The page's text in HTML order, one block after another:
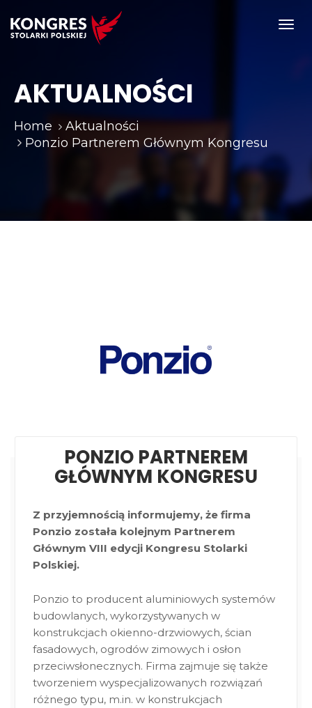
AKTUALNOŚCI
Home
Aktualności
Ponzio Partnerem Głównym Kongresu
PONZIO PARTNEREM
GŁÓWNYM KONGRESU
Z przyjemnością informujemy, że firma
Ponzio została kolejnym Partnerem
Głównym VIII edycji Kongresu Stolarki
Polskiej.
Ponzio to producent aluminiowych systemów
budowlanych, wykorzystywanych w
konstrukcjach okienno-drzwiowych, ścian
fasadowych, ogrodów zimowych i osłon
przeciwsłonecznych. Firma zajmuje się także
tworzeniem wyspecjalizowanych rozwiązań
różnego typu, m.in. w konstrukcjach